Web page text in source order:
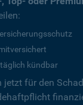
kündbar
jetzt für den